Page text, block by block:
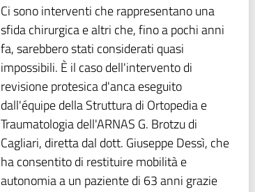
Ci sono interventi che rappresentano una
sfida chirurgica e altri che, fino a pochi anni
fa, sarebbero stati considerati quasi
impossibili. È il caso dell'intervento di
revisione protesica d'anca eseguito
dall'équipe della Struttura di Ortopedia e
Traumatologia dell'ARNAS G. Brotzu di
Cagliari, diretta dal dott. Giuseppe Dessì, che
ha consentito di restituire mobilità e
autonomia a un paziente di 63 anni grazie